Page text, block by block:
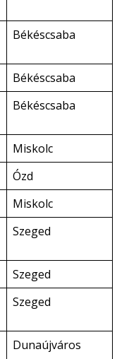
Békéscsaba
Békéscsaba
Békéscsaba
Miskolc
Ózd
Miskolc
Szeged
Szeged
Szeged
Dunaújváros